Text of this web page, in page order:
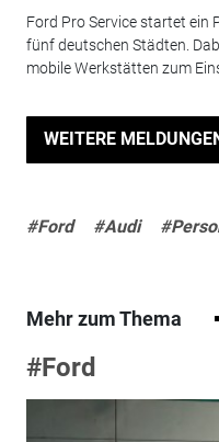
Ford Pro Service startet ein
fünf deutschen Städten.
mobile Werkstätten zum
WEITERE
#Ford #Audi
Mehr zum Thema
#Ford